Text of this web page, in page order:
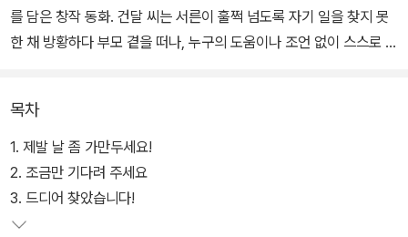
를 담은 창작 동화. 건달 씨는 서른이 훌쩍 넘도록 자기 일을 찾지 못
한 채 방황하다 부모 곁을 떠나, 누구의 도움이나 조언 없이 스스로 고
꿈을 이루고 행복을 찾은 건달 씨 덕분에 날마다 신기하고 새롭고 멋
지고 기막힌 일들을 겪는 아이들의 행복한 일상을 보여 준다. 이를 통
해 저마다 자기만의 꿈을 갖는 것이 얼마나 소중한지, 그 꿈을 이루는
사람들이 많아질수록 이 세상이 얼마나 행복하게 변화될 수 있는지를
일깨워준다.
목차
1. 제발 날 좀 가만두세요!
2. 조금만 기다려 주세요
3. 드디어 찾았습니다!